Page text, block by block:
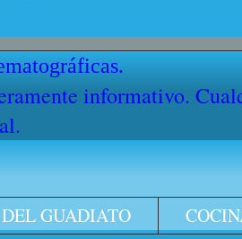
informativo.
GUADIATO